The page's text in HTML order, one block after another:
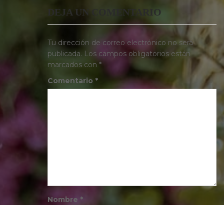
DEJA UN COMENTARIO
Tu dirección de correo electrónico no será
publicada. Los campos obligatorios están
marcados con *
Comentario *
Nombre *